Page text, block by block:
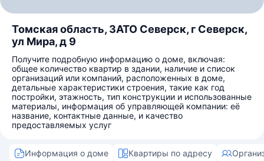
Томская область, ЗАТО Северск, г Северск,
ул Мира, д 9
Получите подробную информацию о доме, включая:
общее количество квартир в здании, наличие и список
организаций или компаний, расположенных в доме,
детальные характеристики строения, такие как год
постройки, этажность, тип конструкции и использованные
материалы, информация об управляющей компании: её
название, контактные данные, и качество
предоставляемых услуг
Информация о доме Квартиры по адресу